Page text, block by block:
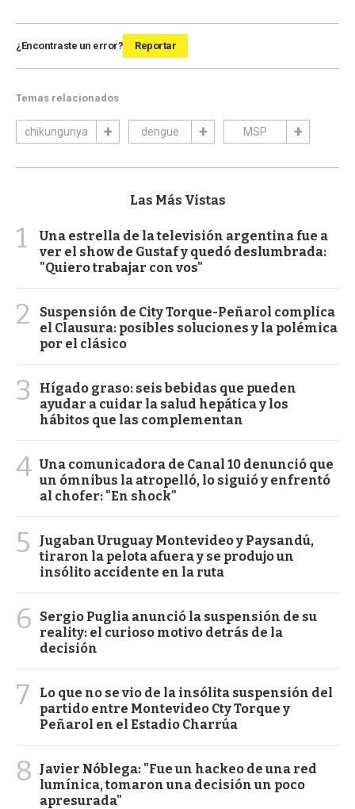
¿Encontraste un error? Reportar
Temas relacionados
chikungunya dengue MSP
Las Más Vistas
1
Una estrella de la televisión argentina fue a
ver el show de Gustaf y quedó deslumbrada:
"Quiero trabajar con vos"
2
Suspensión de City Torque-Peñarol complica
el Clausura: posibles soluciones y la polémica
por el clásico
3
Hígado graso: seis bebidas que pueden
ayudar a cuidar la salud hepática y los
hábitos que las complementan
4 Una comunicadora de Canal 10 denunció que
un ómnibus la atropelló, lo siguió y enfrentó
al chofer: "En shock"
5
Jugaban Uruguay Montevideo y Paysandú,
tiraron la pelota afuera y se produjo un
insólito accidente en la ruta
6
Sergio Puglia anunció la suspensión de su
reality: el curioso motivo detrás de la
decisión
7
Lo que no se vio de la insólita suspensión del
partido entre Montevideo Cty Torque y
Peñarol en el Estadio Charrúa
8
Javier Nóblega: "Fue un hackeo de una red
lumínica, tomaron una decisión un poco
apresurada"